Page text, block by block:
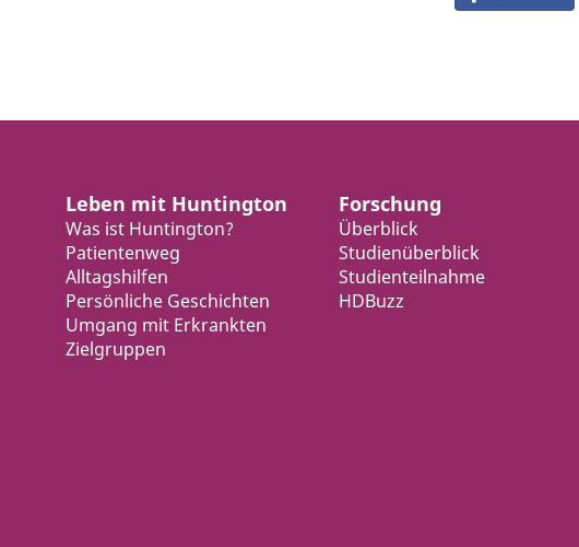
Leben mit Huntington
Was ist Huntington?
Patientenweg
Alltagshilfen
Persönliche Geschichten
Umgang mit Erkrankten
Zielgruppen
Forschung
Überblick
Studienüberblick
Studienteilnahme
HDBuzz